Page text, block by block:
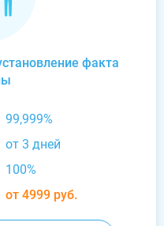
факта
99,999%
от 3 дней
100%
от 4999 руб.